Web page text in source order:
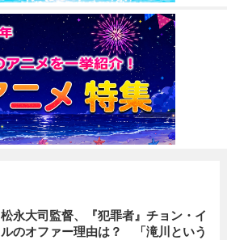
松永大司監督、『犯罪者』チョン・イ
ルのオファー理由は？ 「滝川という